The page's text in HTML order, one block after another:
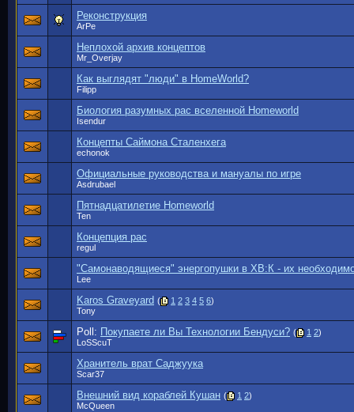
Реконструкция
ArPe
Неплохой архив концептов
Mr_Overjay
Как выглядят "люди" в HomeWorld?
Filipp
Биология разумных рас вселенной Homeworld
Isendur
Концепты Саймона Сталенхега
echonok
Официальные руководства и мануалы по игре
Asdrubael
Пятнадцатилетие Homeworld
Ten
Концепция рас
regul
"Самонаводящиеся" энергопушки в ХВ:К - их
Lee
Karos Graveyard ( 1 2 3 4 5 6)
Tony
Poll: Покупаете ли Вы Технологии Бендуси? ( 1 2)
LoSScuT
Хранитель врат Саджуука
Scar37
Внешний вид кораблей Кушан ( 1 2)
McQueen